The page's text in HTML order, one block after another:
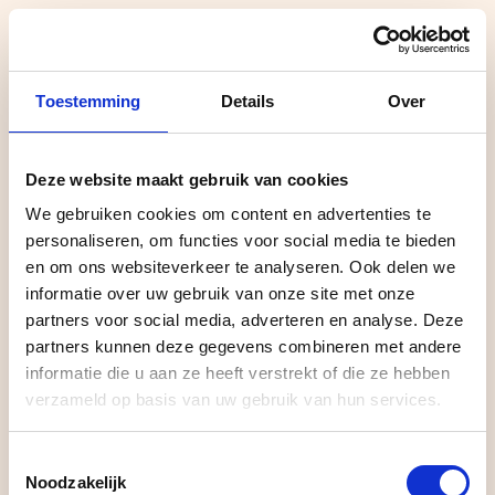
Toestemming Details Over
Deze website maakt gebruik van cookies
We gebruiken cookies om content en advertenties te
personaliseren, om functies voor social media te bieden
en om ons websiteverkeer te analyseren. Ook delen we
informatie over uw gebruik van onze site met onze
partners voor social media, adverteren en analyse. Deze
partners kunnen deze gegevens combineren met andere
informatie die u aan ze heeft verstrekt of die ze hebben
verzameld op basis van uw gebruik van hun services.
Noodzakelijk
PERSOONLIJK BERICHT VOOR PATRICK
Hi Patrick,
Je site staat er.
Maar werkt ‘ie ook of laat je kansen